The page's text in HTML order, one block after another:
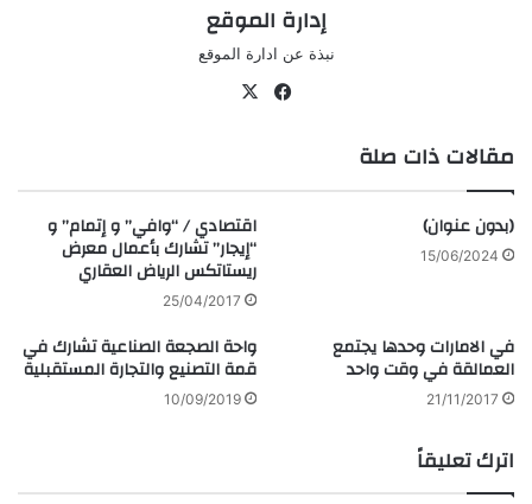
إدارة الموقع
نبذة عن ادارة الموقع
في
مقالات ذات صلة
(بدون عنوان)
15/06/2024
اقتصادي / “وافي” و إتمام” و
“إيجار” تشارك بأعمال معرض
ريستاتكس الرياض العقاري
25/04/2017
في الامارات وحدها يجتمع
العمالقة في وقت واحد
21/11/2017
واحة الصجعة الصناعية تشارك في
قمة التصنيع والتجارة المستقبلية
10/09/2019
اترك تعليقاً